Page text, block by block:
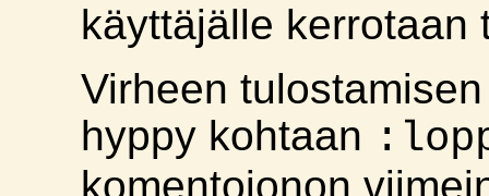
käyttäjälle kerrotaan
Virheen
hyppy kohtaan
komentojonon